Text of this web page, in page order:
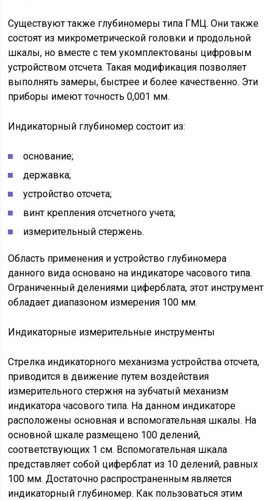
Существуют также глубиномеры типа ГМЦ. Они также
состоят из микрометрической головки и продольной
шкалы, но вместе с тем укомплектованы цифровым
устройством отсчета. Такая модификация позволяет
выполнять замеры, быстрее и более качественно. Эти
приборы имеют точность 0,001 мм.
Индикаторный глубиномер состоит из:
основание;
державка;
устройство отсчета;
винт крепления отсчетного учета;
измерительный стержень.
Область применения и устройство глубиномера
данного вида основано на индикаторе часового типа.
Ограниченный делениями циферблата, этот инструмент
обладает диапазоном измерения 100 мм.
Индикаторные измерительные инструменты
Стрелка индикаторного механизма устройства отсчета,
приводится в движение путем воздействия
измерительного стержня на зубчатый механизм
индикатора часового типа. На данном индикаторе
расположены основная и вспомогательная шкалы. На
основной шкале размещено 100 делений,
соответствующих 1 см. Вспомогательная шкала
представляет собой циферблат из 10 делений, равных
100 мм. Достаточно распространенным является
индикаторный глубиномер. Как пользоваться этим